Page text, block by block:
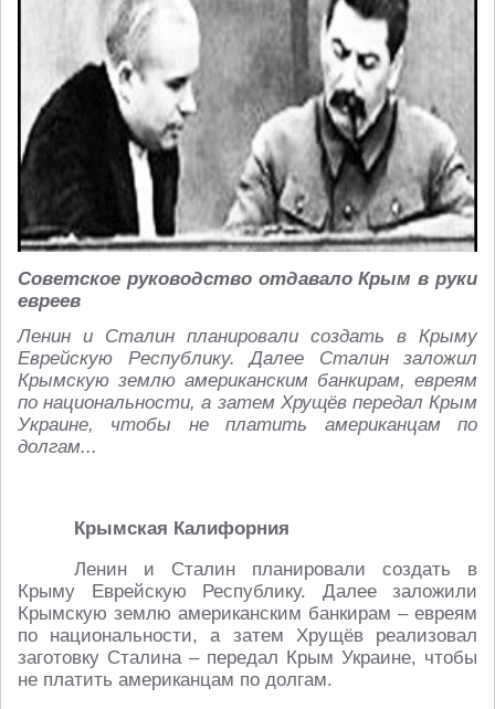
Советское руководство отдавало Крым в руки
евреев
Ленин и Сталин планировали создать в Крыму
Еврейскую Республику. Далее Сталин заложил
Крымскую землю американским банкирам, евреям
по национальности, а затем Хрущёв передал Крым
Украине, чтобы не платить американцам по
долгам...
Крымская Калифорния
Ленин и Сталин планировали создать в
Крыму Еврейскую Республику. Далее заложили
Крымскую землю американским банкирам – евреям
по национальности, а затем Хрущёв реализовал
заготовку Сталина – передал Крым Украине, чтобы
не платить американцам по долгам.